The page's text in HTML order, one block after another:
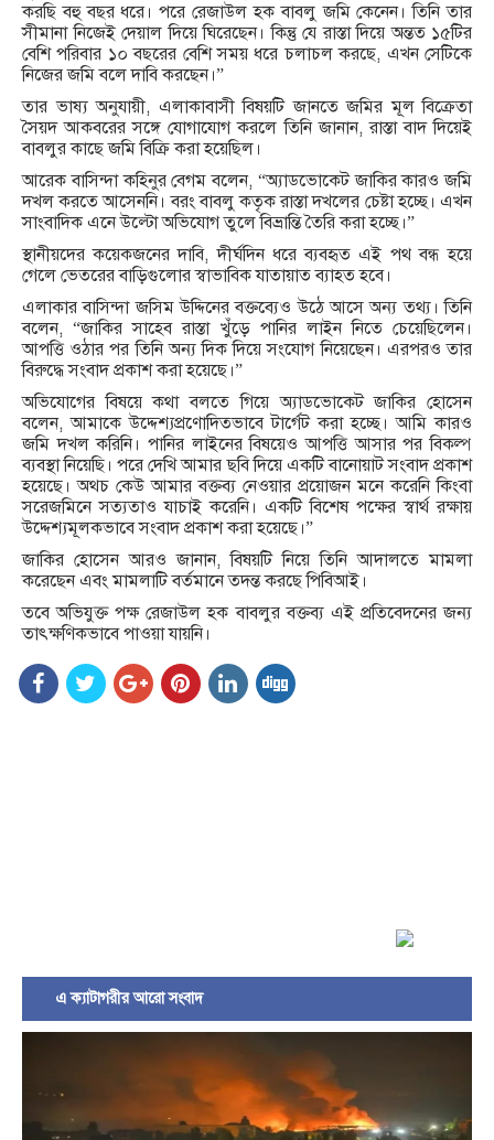
করছি বহু বছর ধরে। পরে রেজাউল হক বাবলু জমি কেনেন। তিনি তার
সীমানা নিজেই দেয়াল দিয়ে ঘিরেছেন। কিন্তু যে রাস্তা দিয়ে অন্তত ১৫টির
বেশি পরিবার ১০ বছরের বেশি সময় ধরে চলাচল করছে, এখন সেটিকে
নিজের জমি বলে দাবি করছেন।”
তার ভাষ্য অনুযায়ী, এলাকাবাসী বিষয়টি জানতে জমির মূল বিক্রেতা
সৈয়দ আকবরের সঙ্গে যোগাযোগ করলে তিনি জানান, রাস্তা বাদ দিয়েই
বাবলুর কাছে জমি বিক্রি করা হয়েছিল।
আরেক বাসিন্দা কহিনুর বেগম বলেন, “অ্যাডভোকেট জাকির কারও জমি
দখল করতে আসেননি। বরং বাবলু কতৃক রাস্তা দখলের চেষ্টা হচ্ছে। এখন
সাংবাদিক এনে উল্টো অভিযোগ তুলে বিভ্রান্তি তৈরি করা হচ্ছে।”
স্থানীয়দের কয়েকজনের দাবি, দীর্ঘদিন ধরে ব্যবহৃত এই পথ বন্ধ হয়ে
গেলে ভেতরের বাড়িগুলোর স্বাভাবিক যাতায়াত ব্যাহত হবে।
এলাকার বাসিন্দা জসিম উদ্দিনের বক্তব্যেও উঠে আসে অন্য তথ্য। তিনি
বলেন, “জাকির সাহেব রাস্তা খুঁড়ে পানির লাইন নিতে চেয়েছিলেন।
আপত্তি ওঠার পর তিনি অন্য দিক দিয়ে সংযোগ নিয়েছেন। এরপরও তার
বিরুদ্ধে সংবাদ প্রকাশ করা হয়েছে।”
অভিযোগের বিষয়ে কথা বলতে গিয়ে অ্যাডভোকেট জাকির হোসেন
বলেন, আমাকে উদ্দেশ্যপ্রণোদিতভাবে টার্গেট করা হচ্ছে। আমি কারও
জমি দখল করিনি। পানির লাইনের বিষয়েও আপত্তি আসার পর বিকল্প
ব্যবস্থা নিয়েছি। পরে দেখি আমার ছবি দিয়ে একটি বানোয়াট সংবাদ প্রকাশ
হয়েছে। অথচ কেউ আমার বক্তব্য নেওয়ার প্রয়োজন মনে করেনি কিংবা
সরেজমিনে সত্যতাও যাচাই করেনি। একটি বিশেষ পক্ষের স্বার্থ রক্ষায়
উদ্দেশ্যমূলকভাবে সংবাদ প্রকাশ করা হয়েছে।”
জাকির হোসেন আরও জানান, বিষয়টি নিয়ে তিনি আদালতে মামলা
করেছেন এবং মামলাটি বর্তমানে তদন্ত করছে পিবিআই।
তবে অভিযুক্ত পক্ষ রেজাউল হক বাবলুর বক্তব্য এই প্রতিবেদনের জন্য
তাৎক্ষণিকভাবে পাওয়া যায়নি।
এ ক্যাটাগরীর আরো সংবাদ